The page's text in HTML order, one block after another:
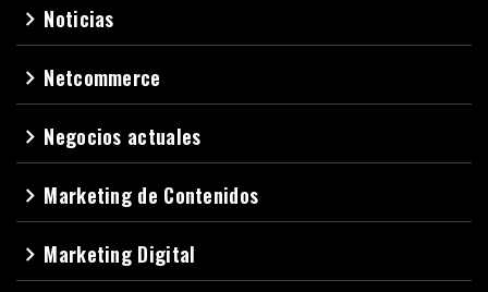
navigate_next Noticias
navigate_next Netcommerce
navigate_next Negocios actuales
navigate_next Marketing de Contenidos
navigate_next Marketing Digital